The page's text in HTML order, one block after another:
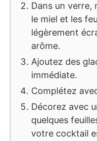
Dans un verre,
le miel et les
légèrement
arôme.
Ajoutez des
immédiate.
Complétez
Décorez avec
quelques
votre cocktail